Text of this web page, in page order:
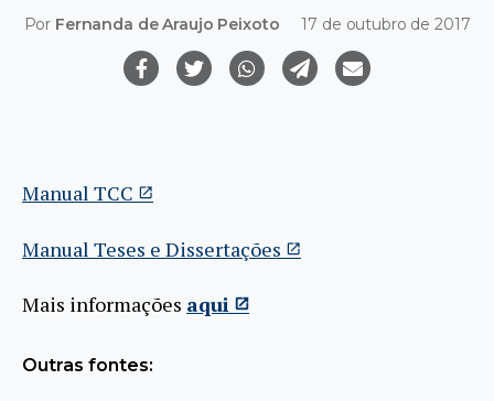
Por Fernanda de Araujo Peixoto 17 de outubro de 2017
Manual TCC
Manual Teses e Dissertações
Mais informações aqui
Outras fontes: